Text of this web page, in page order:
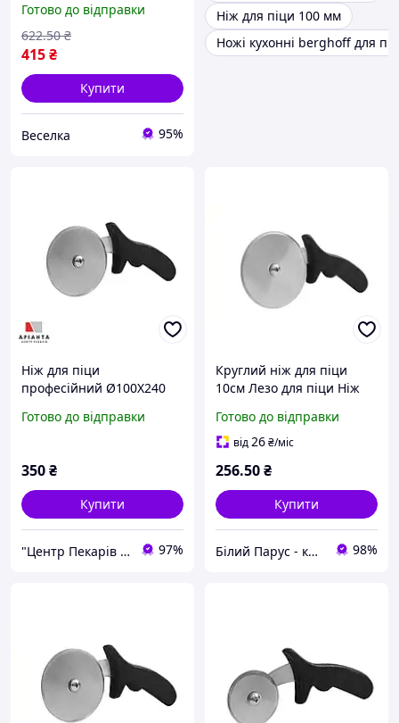
рівних шматочків. SPICY
Готово до відправки
415₴
622.50 ₴
Купити
Веселка 95%
Ніж для піци 100 мм
Ножі кухонні berghoff для
Ніж для піци
професійний Ø100X240
Готово до відправки
350₴
Купити
"Центр Пекарів "АРІАНТА" ТзОВ 97%
Круглий ніж для піци
10см Лезо для піци Ніж
Круглий ніж для піци
чорний
Готово до відправки
від26₴/міс
256.50₴
Купити
Білий Парус - комплексне обслуговування в сегменті HoReCa та B2B 98%